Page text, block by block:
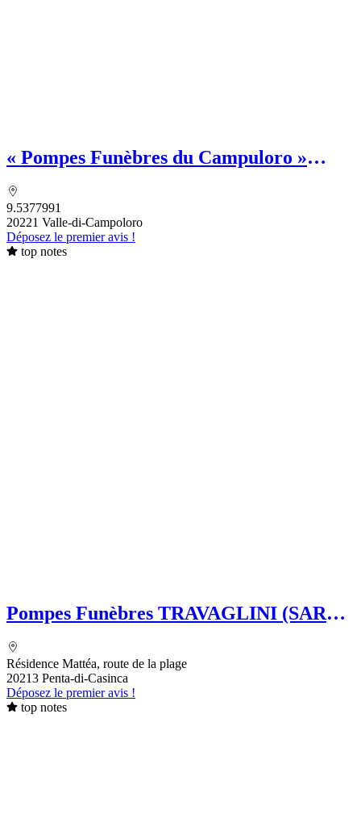
« Pompes Funèbres du Campuloro »
funéraire
9.5377991
20221 Valle-di-Campoloro
Déposez le premier avis !
top notes
Pompes Funèbres TRAVAGLINI (SARL)
TRAVAGLINI
Résidence Mattéa, route de la plage
20213 Penta-di-Casinca
Déposez le premier avis !
top notes